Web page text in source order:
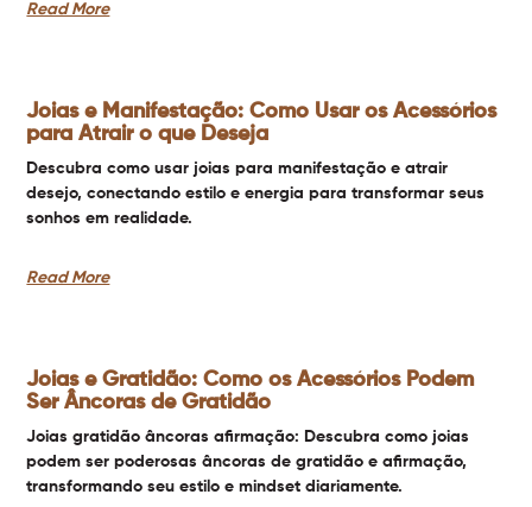
Read More
Joias e Manifestação: Como Usar os Acessórios
para Atrair o que Deseja
Descubra como usar joias para manifestação e atrair
desejo, conectando estilo e energia para transformar seus
sonhos em realidade.
Read More
Joias e Gratidão: Como os Acessórios Podem
Ser Âncoras de Gratidão
Joias gratidão âncoras afirmação: Descubra como joias
podem ser poderosas âncoras de gratidão e afirmação,
transformando seu estilo e mindset diariamente.